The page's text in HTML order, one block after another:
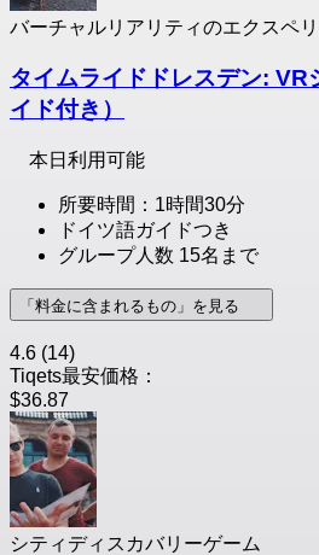
バーチャルリアリティのエクスペ
タイムライドドレスデン: VR
イド付き）
本日利用可能
所要時間：1時間30分
ドイツ語ガイドつき
グループ人数 15名まで
「料金に含まれるもの」を見る
4.6 (14)
Tiqets最安価格：
$36.87
シティディスカバリーゲーム